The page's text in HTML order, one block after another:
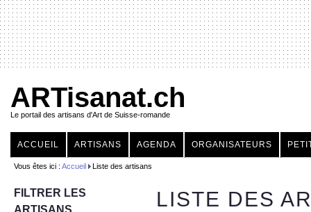
ARTisanat.ch
Le portail des artisans d'Art de Suisse-romande
ACCUEIL ARTISANS AGENDA ORGANISATEURS
Vous êtes ici : Accueil Liste des artisans
FILTRER LES
ARTISANS
LISTE DES